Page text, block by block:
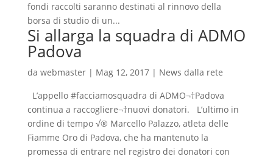
fondi raccolti saranno destinati al rinnovo della
borsa di studio di un...
Si allarga la squadra di ADMO
Padova
da webmaster| Mag 12, 2017| News dalla rete
L’appello #facciamosquadra di ADMO¬†Padova
continua a raccogliere¬†nuovi donatori. L’ultimo in
ordine di tempo √® Marcello Palazzo, atleta delle
Fiamme Oro di Padova, che ha mantenuto la
promessa di entrare nel registro dei donatori con